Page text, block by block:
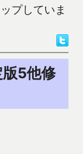
プしていま
5他修